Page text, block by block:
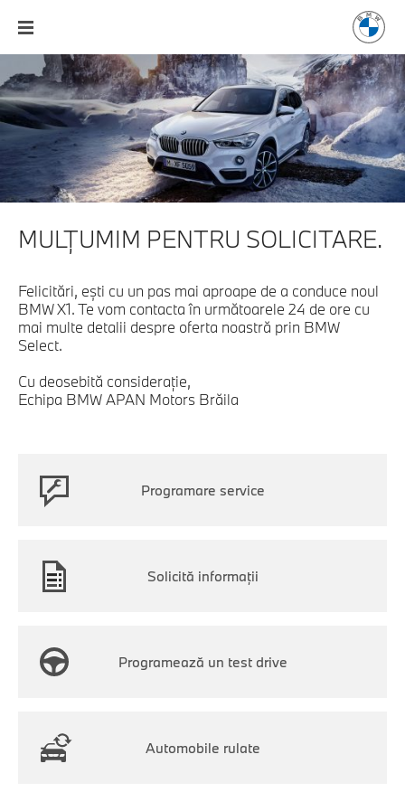
MULŢUMIM PENTRU SOLICITARE.
Felicitări, eşti cu un pas mai aproape de a conduce noul
BMW X1. Te vom contacta în următoarele 24 de ore cu
mai multe detalii despre oferta noastră prin BMW
Select.
Cu deosebită consideraţie,
Echipa BMW APAN Motors Brăila
Programare service
Solicită informații
Programează un test drive
Automobile rulate